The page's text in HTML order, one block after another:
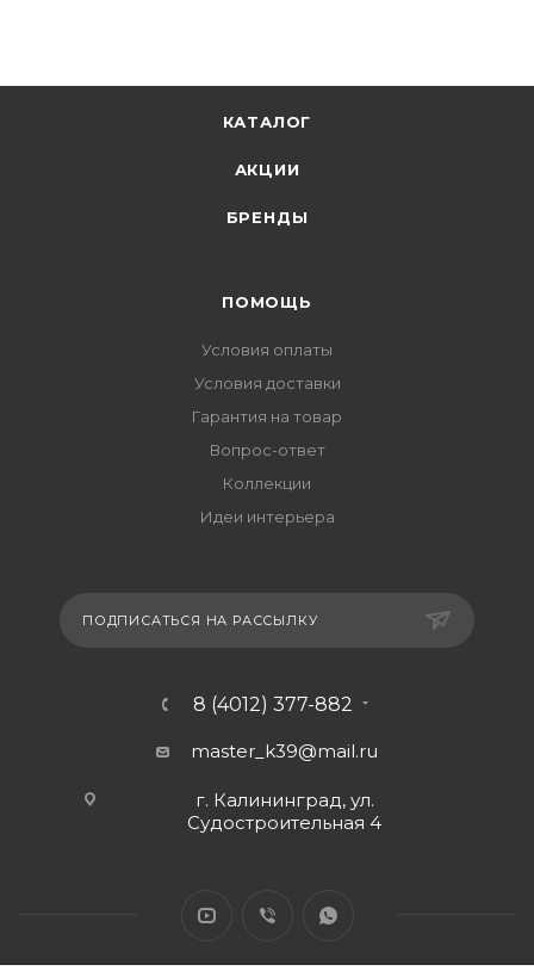
КАТАЛОГ
АКЦИИ
БРЕНДЫ
ПОМОЩЬ
Условия оплаты
Условия доставки
Гарантия на товар
Вопрос-ответ
Коллекции
Идеи интерьера
ПОДПИСАТЬСЯ НА РАССЫЛКУ
8 (4012) 377-882
master_k39@mail.ru
г. Калининград, ул.
Судостроительная 4